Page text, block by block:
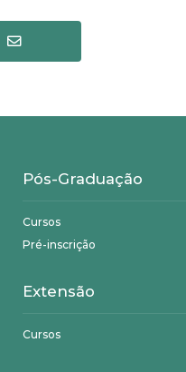
Pós-Graduação
Cursos
Pré-inscrição
Extensão
Cursos